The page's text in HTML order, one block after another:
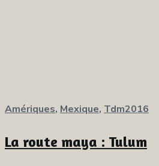
Amériques, Mexique, Tdm2016
La route maya : Tulum